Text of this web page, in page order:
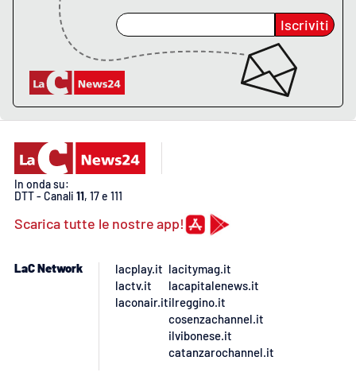
LaC OnAir
EDIZIONI
LOCALI
Crotone
Vibo Valentia
Cosenza
Iscriviti
In onda su:
DTT - Canali 11, 17 e 111
Scarica tutte le nostre app!
LaC Network
lacplay.it
lactv.it
laconair.it
lacitymag.it
lacapitalenews.it
ilreggino.it
cosenzachannel.it
ilvibonese.it
catanzarochannel.it